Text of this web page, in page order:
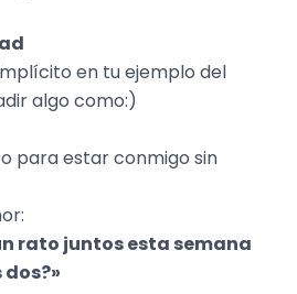
en tu ejemplo del
algo como:)
para estar conmigo sin
rato juntos esta semana